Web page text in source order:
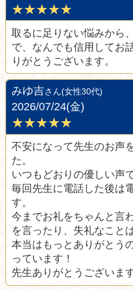
★★★★★
取るに足りない悩みから
で、なんでも信用してお
りがとうございます。
みゆ吉さん(女性30代)
2026/07/24(金)
★★★★★
不安になって先生のお声
た。
いつもどおりの優しい声
毎回先生に電話した後は
す。
今までお礼をちゃんと言
を言ったり、失礼なこと
本当はもっとありがとう
っています！
先生ありがとうございます